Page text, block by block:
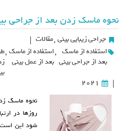
نحوه ماسک زدن بعد از جراحی
جراحی زیبایی بینی ,مقالات |
استفاده از ماسک
بعد از جراحی بینی
,استفاده از ماسک
بعد از عمل بینی
,
|
2021
نحوه ماسک
روزها در
شود این است